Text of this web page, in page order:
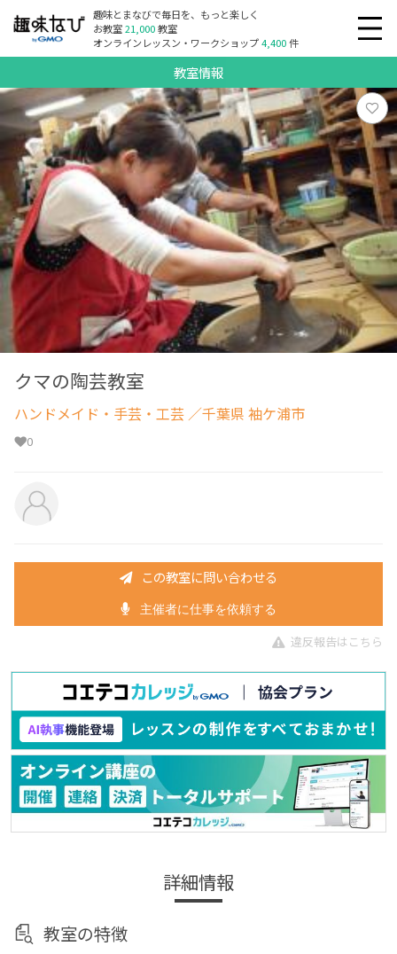
趣味とまなびで毎日を、もっと楽しく
お教室21,000教室
オンラインレッスン・ワークショップ4,400件
教室情報
クマの陶芸教室
ハンドメイド・手芸・工芸 ／千葉県 袖ケ浦市
0
この教室に問い合わせる
主催者に仕事を依頼する
違反報告はこちら
詳細情報
教室の特徴